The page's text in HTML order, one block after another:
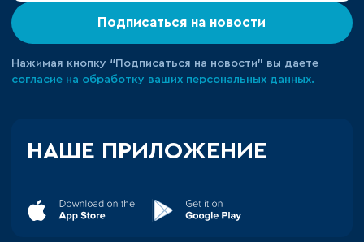
Подписаться на новости
Нажимая кнопку “Подписаться на новости” вы даете
согласие на обработку ваших персональных данных.
НАШЕ ПРИЛОЖЕНИЕ